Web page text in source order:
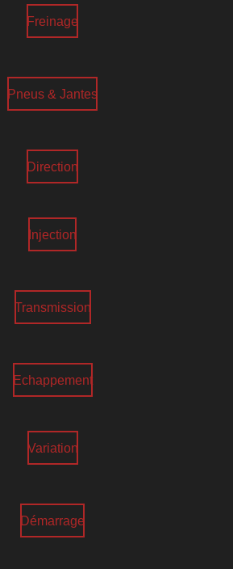
Freinage
Pneus & Jantes
Direction
Injection
Transmission
Echappement
Variation
Démarrage